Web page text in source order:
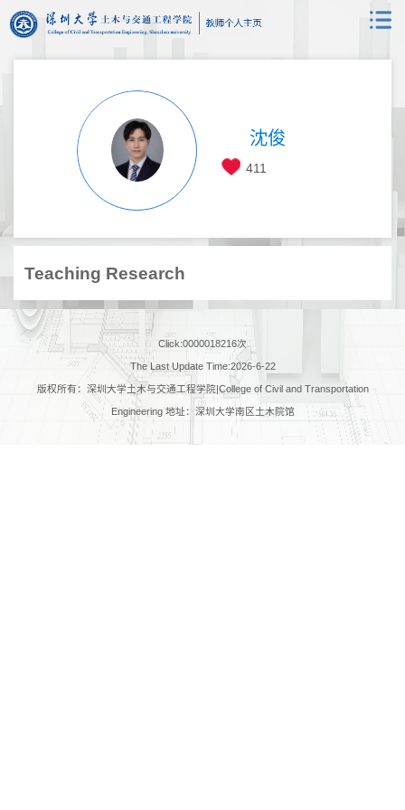
沈俊
411
Teaching Research
Click:0000018216次
The Last Update Time:2026-6-22
版权所有：深圳大学土木与交通工程学院|College of Civil and Transportation
Engineering 地址：深圳大学南区土木院馆